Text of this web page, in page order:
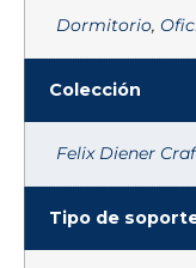
Dormitorio,
Colección
Felix Diener
Tipo de